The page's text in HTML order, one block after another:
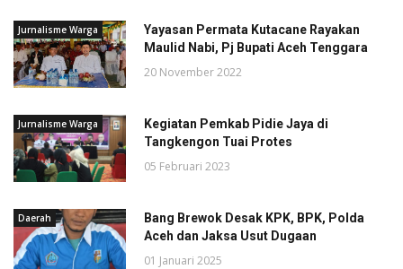
Jurnalisme Warga
Yayasan Permata Kutacane Rayakan
Maulid Nabi, Pj Bupati Aceh Tenggara
20 November 2022
Jurnalisme Warga
Kegiatan Pemkab Pidie Jaya di
Tangkengon Tuai Protes
05 Februari 2023
Daerah
Bang Brewok Desak KPK, BPK, Polda
Aceh dan Jaksa Usut Dugaan
01 Januari 2025